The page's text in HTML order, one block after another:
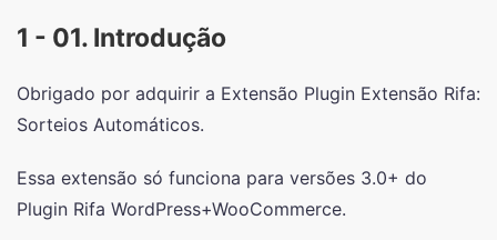
1 - 01. Introdução
Obrigado por adquirir a Extensão Plugin Extensão Rifa:
Sorteios Automáticos.
Essa extensão só funciona para versões 3.0+ do
Plugin Rifa WordPress+WooCommerce.